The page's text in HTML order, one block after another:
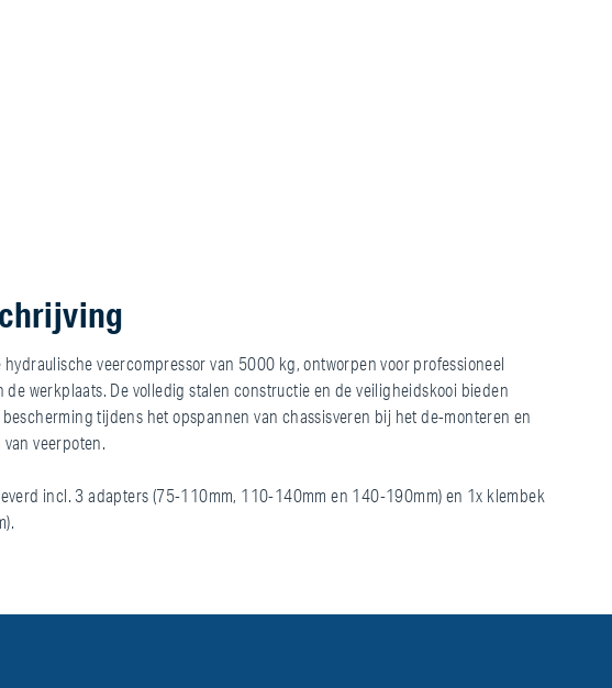
hydraulische veercompressor van 5000 kg, ontworpen voor professioneel
de werkplaats. De volledig stalen constructie en de veiligheidskooi bieden
tijdens het opspannen van chassisveren bij het de-monteren en
veerpoten.
incl. 3 adapters (75-110mm, 110-140mm en 140-190mm) en 1x klembek